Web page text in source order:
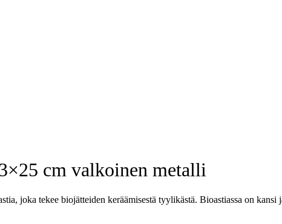
cm valkoinen metalli
joka tekee biojätteiden keräämisestä tyylikästä. Bioastiassa on